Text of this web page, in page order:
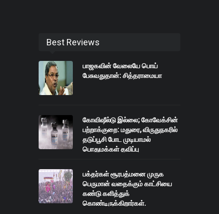
Best Reviews
பாஜகவின் வேலையே பொய்
பேசுவதுதான்: சித்தராமையா
கோவிஷீல்டு இல்லை; கோவேக்சின்
பற்றாக்குறை: மதுரை, விருதுநகரில்
தடுப்பூசி போட முடியாமல்
பொதுமக்கள் தவிப்பு
பக்தர்கள் சூரபத்மனை முருக
பெருமான் வதைக்கும் காட்சியை
கண்டு களித்துக்
கொண்டிருக்கிறார்கள்.